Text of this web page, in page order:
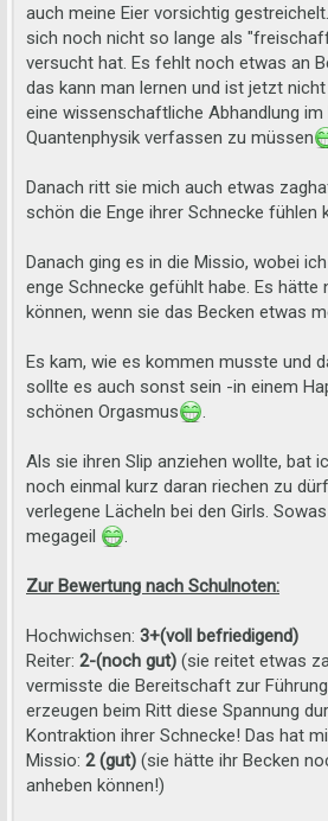
auch meine Eier vorsichtig
sich noch nicht so lange als
versucht hat. Es fehlt noch etwas an
das kann man lernen und ist jetzt
eine wissenschaftliche Abhandlung im
Quantenphysik verfassen zu müssen
Danach ritt sie mich auch etwas
schön die Enge ihrer Schnecke fühlen
Danach ging es in die Missio, wobei
enge Schnecke gefühlt habe. Es hätte
können, wenn sie das Becken etwas
Es kam, wie es kommen musste und
sollte es auch sonst sein -in einem
schönen Orgasmus
.
Als sie ihren Slip anziehen wollte, bat
noch einmal kurz daran riechen zu
verlegene Lächeln bei den Girls.
megageil
.
Zur Bewertung nach Schulnoten:
Hochwichsen: 3+(voll befriedigend)
Reiter: 2-(noch gut) (sie reitet etwas
vermisste die Bereitschaft zur
erzeugen beim Ritt diese Spannung
Kontraktion ihrer Schnecke! Das hat
Missio: 2 (gut) (sie hätte ihr Becken
anheben können!)